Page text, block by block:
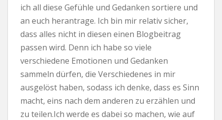
ich all diese Gefühle und Gedanken sortiere und
an euch herantrage. Ich bin mir relativ sicher,
dass alles nicht in diesen einen Blogbeitrag
passen wird. Denn ich habe so viele
verschiedene Emotionen und Gedanken
sammeln dürfen, die Verschiedenes in mir
ausgelöst haben, sodass ich denke, dass es Sinn
macht, eins nach dem anderen zu erzählen und
zu teilen.Ich werde es dabei so machen, wie auf